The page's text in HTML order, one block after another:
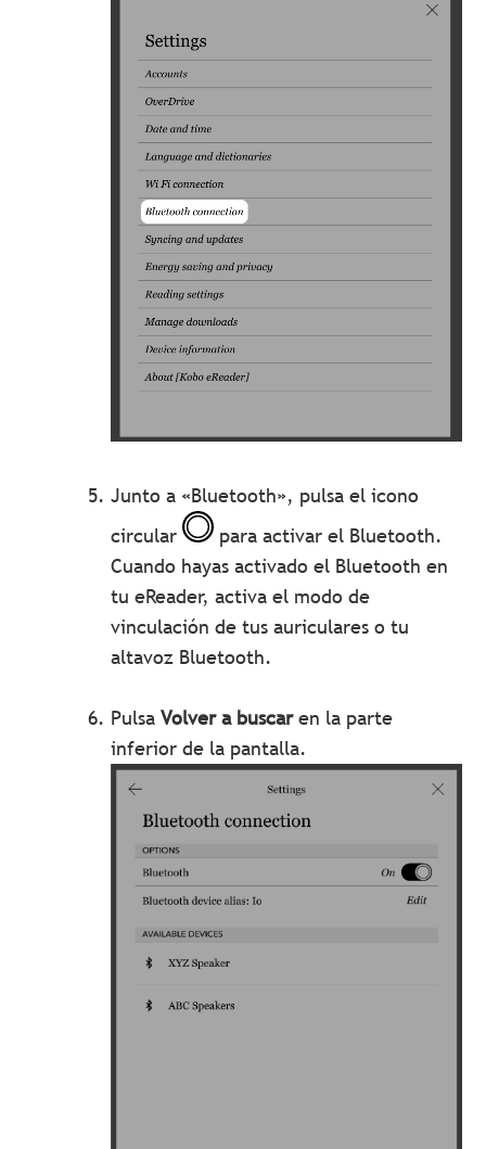
Junto a «Bluetooth», pulsa el icono
circular
para activar el Bluetooth.
Cuando hayas activado el Bluetooth en
tu eReader, activa el modo de
vinculación de tus auriculares o tu
altavoz Bluetooth.
PulsaVolver a buscaren la parte
inferior de la pantalla.